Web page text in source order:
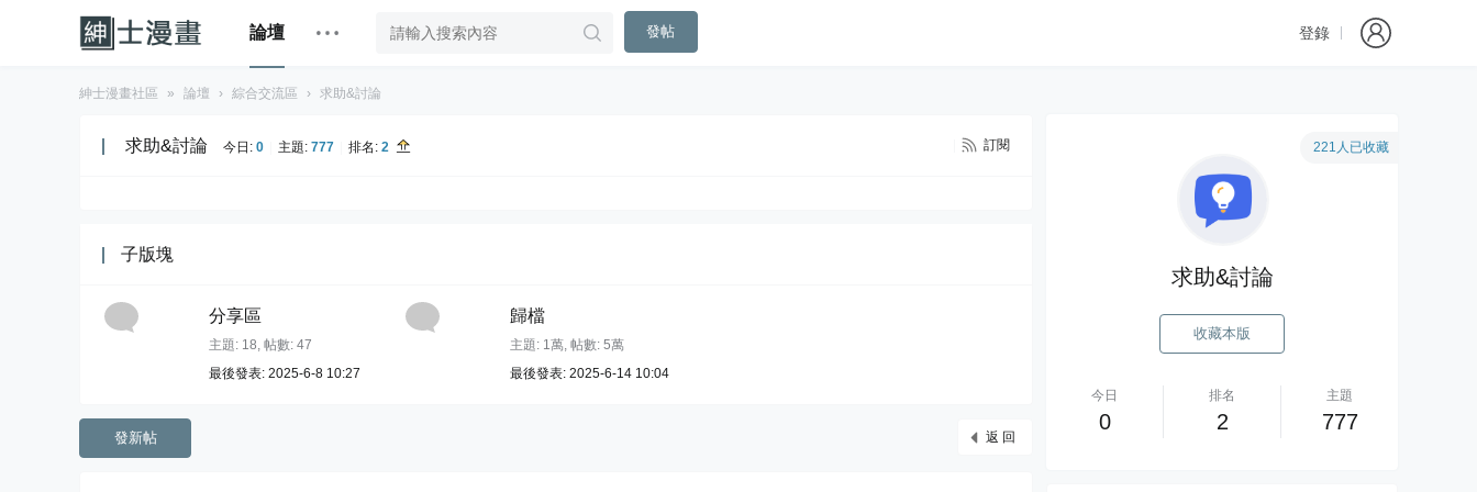
論壇 發帖 登錄
紳士漫畫社區 » 論壇 › 綜合交流區 › 求助&討論
訂閱
求助&討論 今日: 0 主題: 777 排名: 2
子版塊
分享區
主題: 18, 帖數: 47
最後發表: 2025-6-8 10:27
歸檔
主題: 1萬, 帖數: 5萬
最後發表: 2025-6-14 10:04
返 回
發新帖
221人已收藏
求助&討論
收藏本版
今日
0
排名
2
主題
777